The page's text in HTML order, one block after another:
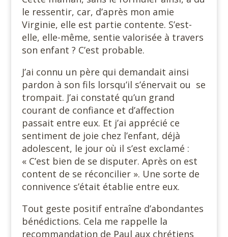
le ressentir, car, d’après mon amie
Virginie, elle est partie contente. S’est-
elle, elle-même, sentie valorisée à travers
son enfant ? C’est probable.
J’ai connu un père qui demandait ainsi
pardon à son fils lorsqu’il s’énervait ou se
trompait. J’ai constaté qu’un grand
courant de confiance et d’affection
passait entre eux. Et j’ai apprécié ce
sentiment de joie chez l’enfant, déjà
adolescent, le jour où il s’est exclamé :
« C’est bien de se disputer. Après on est
content de se réconcilier ». Une sorte de
connivence s’était établie entre eux.
Tout geste positif entraîne d’abondantes
bénédictions. Cela me rappelle la
recommandation de Paul aux chrétiens